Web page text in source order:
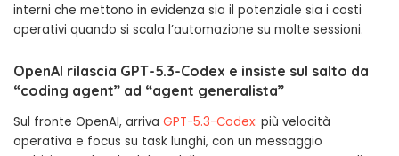
interni che mettono in evidenza sia il potenziale sia i costi
operativi quando si scala l’automazione su molte sessioni.
OpenAI rilascia GPT-5.3-Codex e insiste sul salto da
“coding agent” ad “agent generalista”
Sul fronte OpenAI, arriva GPT-5.3-Codex: più velocità
operativa e focus su task lunghi, con un messaggio